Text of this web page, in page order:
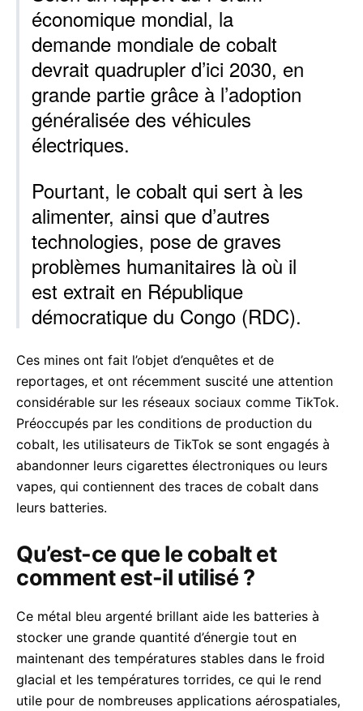
économique mondial, la
demande mondiale de cobalt
devrait quadrupler d’ici 2030, en
grande partie grâce à l’adoption
généralisée des véhicules
électriques.
Pourtant, le cobalt qui sert à les
alimenter, ainsi que d’autres
technologies, pose de graves
problèmes humanitaires là où il
est extrait en République
démocratique du Congo (RDC).
Ces mines ont fait l’objet d’enquêtes et de
reportages, et ont récemment suscité une attention
considérable sur les réseaux sociaux comme TikTok.
Préoccupés par les conditions de production du
cobalt, les utilisateurs de TikTok se sont engagés à
abandonner leurs cigarettes électroniques ou leurs
vapes, qui contiennent des traces de cobalt dans
leurs batteries.
Qu’est-ce que le cobalt et
comment est-il utilisé ?
Ce métal bleu argenté brillant aide les batteries à
stocker une grande quantité d’énergie tout en
maintenant des températures stables dans le froid
glacial et les températures torrides, ce qui le rend
utile pour de nombreuses applications aérospatiales,